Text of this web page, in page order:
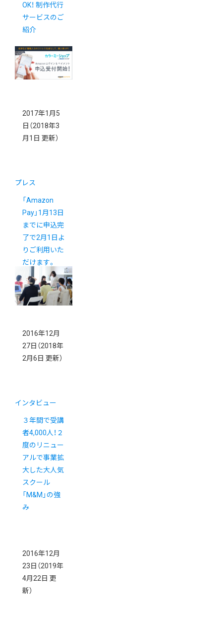
OK！ 制作代行
サービスのご
紹介
2017年1月5
日 （2018年3
月1日 更新）
プレス
「Amazon
Pay」1月13日
までに申込完
了で2月1日よ
りご利用いた
だけます。
2016年12月
27日 （2018年
2月6日 更新）
インタビュー
３年間で受講
者4,000人！２
度のリニュー
アルで事業拡
大した大人気
スクール
「M&M」の強
み
2016年12月
23日 （2019年
4月22日 更
新）